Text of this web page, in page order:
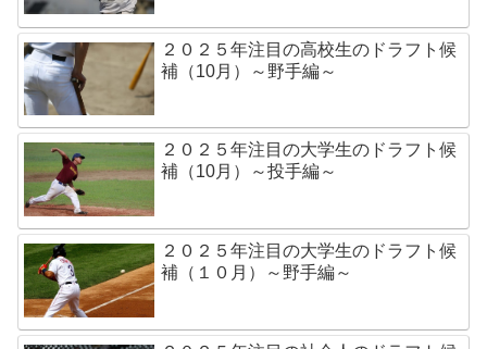
２０２５年注目の高校生のドラフト候
補（10月）～野手編～
２０２５年注目の大学生のドラフト候
補（10月）～投手編～
２０２５年注目の大学生のドラフト候
補（１０月）～野手編～